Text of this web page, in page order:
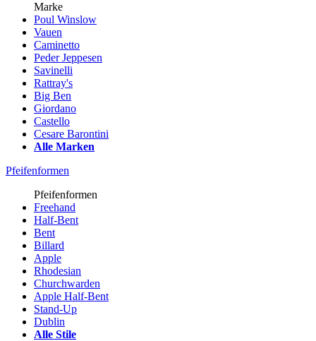
Marke
Poul Winslow
Vauen
Caminetto
Peder Jeppesen
Savinelli
Rattray's
Big Ben
Giordano
Castello
Cesare Barontini
Alle Marken
Pfeifenformen
Pfeifenformen
Freehand
Half-Bent
Bent
Billard
Apple
Rhodesian
Churchwarden
Apple Half-Bent
Stand-Up
Dublin
Alle Stile